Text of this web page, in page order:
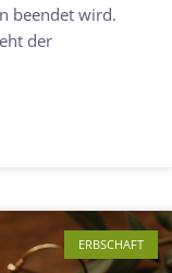
beendet wird.
der
ERBSCHAFT